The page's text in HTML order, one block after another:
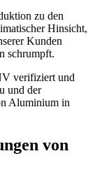
zu den
Hinsicht,
Kunden
schrumpft.
verifiziert und
und der
Aluminium in
von